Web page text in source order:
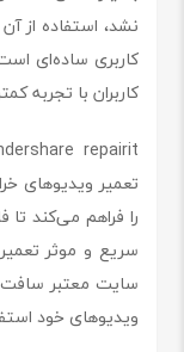
نشد، استفاده از آن
کاربری ساده‌ای
کاربران با تجربه
تعمیر ویدیوهای
را فراهم می‌کند
سریع و موثر تعمیر
سایت معتبر سافت
ویدیوهای خود